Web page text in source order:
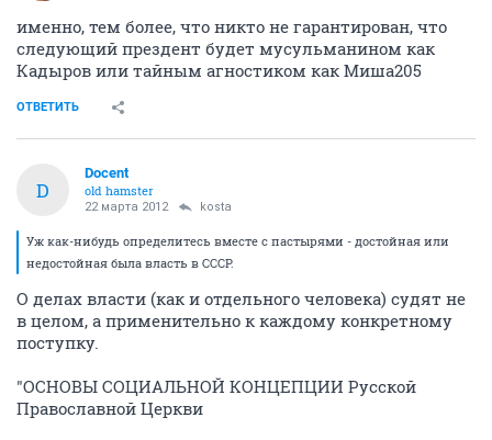
именно, тем более, что никто не гарантирован, что
следующий прездент будет мусульманином как
Кадыров или тайным агностиком как Миша205
ОТВЕТИТЬ
D
Docent
old hamster
22 марта 2012 kosta
Уж как-нибудь определитесь вместе с пастырями - достойная или
недостойная была власть в СССР.
О делах власти (как и отдельного человека) судят не
в целом, а применительно к каждому конкретному
поступку.
"ОСНОВЫ СОЦИАЛЬНОЙ КОНЦЕПЦИИ Русской
Православной Церкви